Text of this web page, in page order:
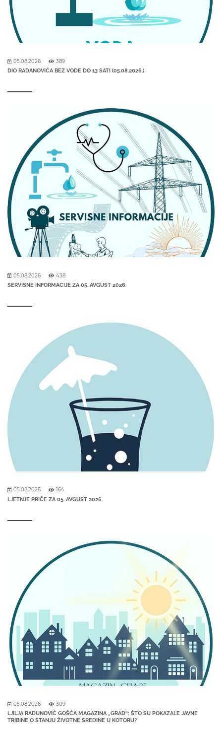
05.08.2026 389
DIO RADANOVIĆA BEZ VODE DO 13 SATI (05.08.2026.)
05.08.2026 438
SERVISNE INFORMACIJE ZA 05. AVGUST 2026.
05.08.2026 164
LJETNJE PRIČE ZA 05. AVGUST 2026.
05.08.2026 309
LJILJA RADUNOVIĆ GOŠĆA MAGAZINA „GRAD“: ŠTO SU POKAZALE JAVNE
TRIBINE O STANJU ŽIVOTNE SREDINE U KOTORU?